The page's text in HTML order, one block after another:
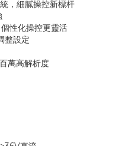
，細膩操控新標杆
性化操控更靈活
整設定
萬高解析度